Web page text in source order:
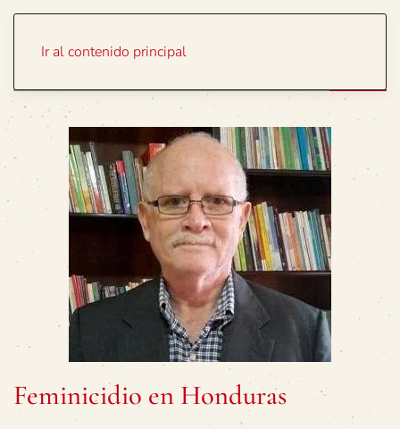
Ir al contenido principal
Feminicidio en Honduras